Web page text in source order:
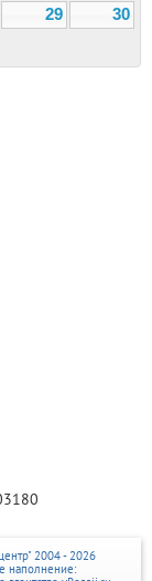
29
30
2004 - 2026
наполнение: